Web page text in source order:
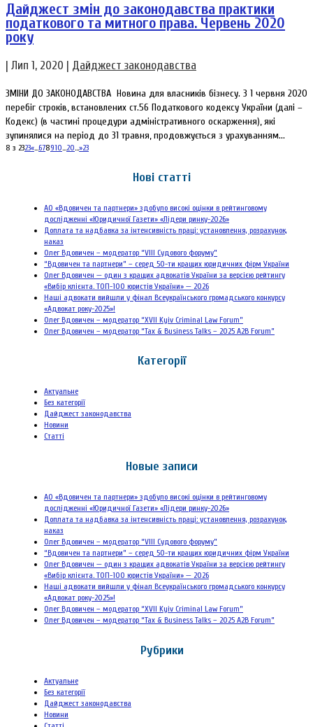
Дайджест змін до законодавства практики
податкового та митного права. Червень 2020
року
Лип 1, 2020 Дайджест законодавства
ЗМІНИ ДО ЗАКОНОДАВСТВА Новина для власників бізнесу. З 1 червня 2020
перебіг строків, встановлених ст.56 Податкового кодексу України (далі –
Кодекс) (в частині процедури адміністративного оскарження), які
зупинялися на період до 31 травня, продовжується з урахуванням...
8 з 2323«...678910...20...»23
Нові статті
АО «Вдовичен та партнери» здобуло високі оцінки в рейтинговому
дослідженні «Юридичної Газети» «Лідери ринку-2026»
Доплата та надбавка за інтенсивність праці: установлення, розрахунок,
наказ
Олег Вдовичен – модератор “VIII Судового форуму”
“Вдовичен та партнери” – серед 50-ти кращих юридичних фірм України
Олег Вдовичен — один з кращих адвокатів України за версією рейтингу
«Вибір клієнта. ТОП-100 юристів України» — 2026
Наші адвокати вийшли у фінал Всеукраїнського громадського конкурсу
«Адвокат року-2025»!
Олег Вдовичен – модератор “XVII Kyiv Criminal Law Forum”
Олег Вдовичен – модератор “Tax & Business Talks – 2025 A2B Forum”
Категорії
Актуальне
Без категорії
Дайджест законодавства
Новини
Статті
Новые записи
АО «Вдовичен та партнери» здобуло високі оцінки в рейтинговому
дослідженні «Юридичної Газети» «Лідери ринку-2026»
Доплата та надбавка за інтенсивність праці: установлення, розрахунок,
наказ
Олег Вдовичен – модератор “VIII Судового форуму”
“Вдовичен та партнери” – серед 50-ти кращих юридичних фірм України
Олег Вдовичен — один з кращих адвокатів України за версією рейтингу
«Вибір клієнта. ТОП-100 юристів України» — 2026
Наші адвокати вийшли у фінал Всеукраїнського громадського конкурсу
«Адвокат року-2025»!
Олег Вдовичен – модератор “XVII Kyiv Criminal Law Forum”
Олег Вдовичен – модератор “Tax & Business Talks – 2025 A2B Forum”
Рубрики
Актуальне
Без категорії
Дайджест законодавства
Новини